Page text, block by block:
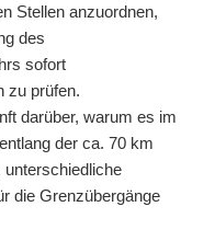
Stellen anzuordnen,
des
sofort
zu prüfen.
darüber, warum es im
der ca. 70 km
die Grenzübergänge